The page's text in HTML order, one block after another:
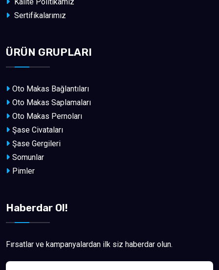
Kalite Politikamız
Sertifikalarımız
ÜRÜN GRUPLARI
Oto Makas Bağlantıları
Oto Makas Saplamaları
Oto Makas Pernoları
Şase Civataları
Şase Gergileri
Somunlar
Pimler
Haberdar Ol!
Fırsatlar ve kampanyalardan ilk siz haberdar olun.